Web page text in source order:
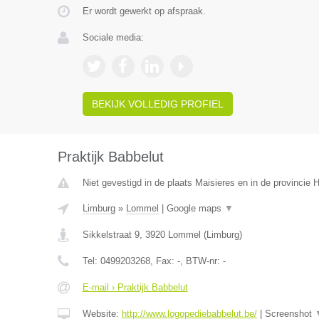
Er wordt gewerkt op afspraak.
Sociale media:
BEKIJK VOLLEDIG PROFIEL
Praktijk Babbelut
Niet gevestigd in de plaats Maisieres en in de provincie
Limburg» Lommel Google maps ▼
Sikkelstraat 9, 3920 Lommel (Limburg)
Tel: 0499203268, Fax: -, BTW-nr: -
E-mail › Praktijk Babbelut
Website: http://www.logopediebabbelut.be/| Screenshot